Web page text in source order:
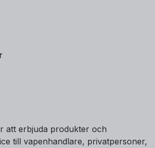
att erbjuda produkter och
till vapenhandlare, privatpersoner,